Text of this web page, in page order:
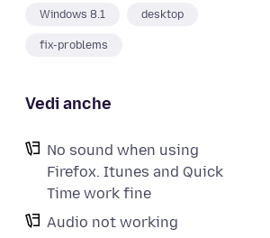
Windows 8.1 desktop
fix-problems
Vedi anche
No sound when using
Firefox. Itunes and Quick
Time work fine
Audio not working